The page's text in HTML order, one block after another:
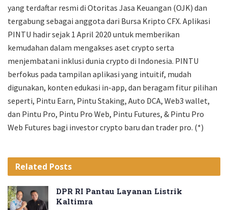
yang terdaftar resmi di Otoritas Jasa Keuangan (OJK) dan
tergabung sebagai anggota dari Bursa Kripto CFX. Aplikasi
PINTU hadir sejak 1 April 2020 untuk memberikan
kemudahan dalam mengakses aset crypto serta
menjembatani inklusi dunia crypto di Indonesia. PINTU
berfokus pada tampilan aplikasi yang intuitif, mudah
digunakan, konten edukasi in-app, dan beragam fitur pilihan
seperti, Pintu Earn, Pintu Staking, Auto DCA, Web3 wallet,
dan Pintu Pro, Pintu Pro Web, Pintu Futures, & Pintu Pro
Web Futures bagi investor crypto baru dan trader pro. (*)
Related Posts
DPR RI Pantau Layanan Listrik
Kaltimra